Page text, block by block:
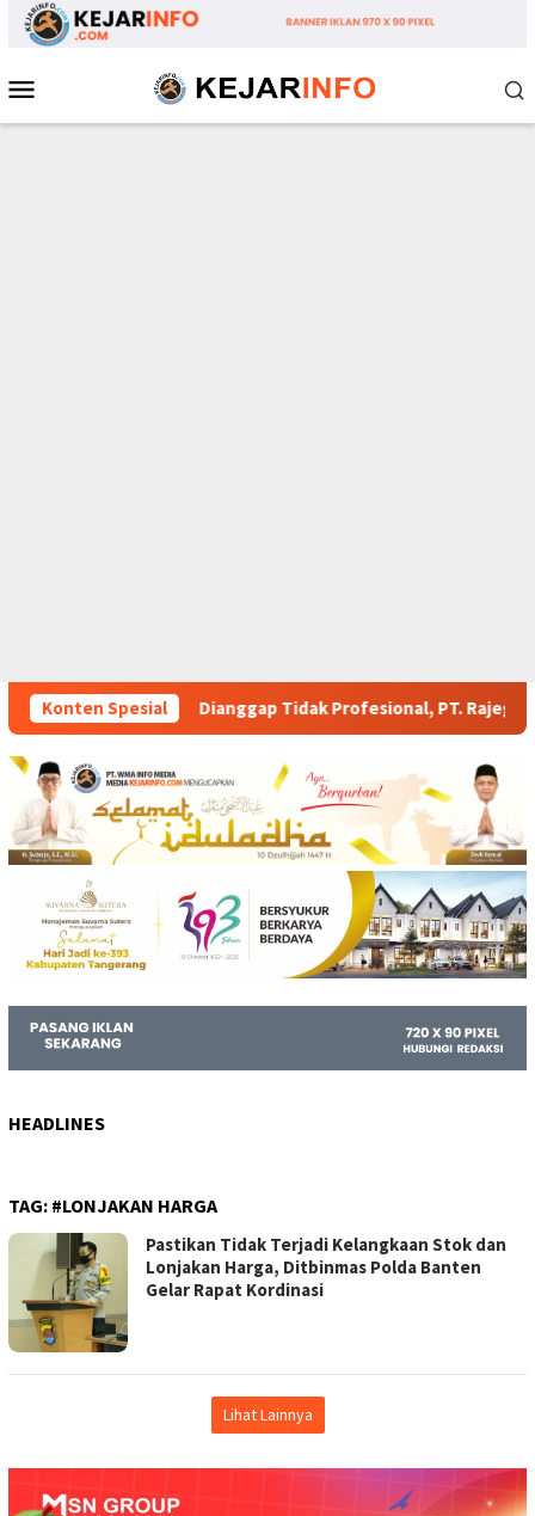
Loncat
Mobile
Konten Spesial
Tidak Profesional, PT. Rajeg Media Telekomunikasi Jadi
HEADLINES
TAG: #LONJAKAN HARGA
Pastikan Tidak Terjadi Kelangkaan Stok dan
Lonjakan Harga, Ditbinmas Polda Banten
Gelar Rapat Kordinasi
Lihat Lainnya